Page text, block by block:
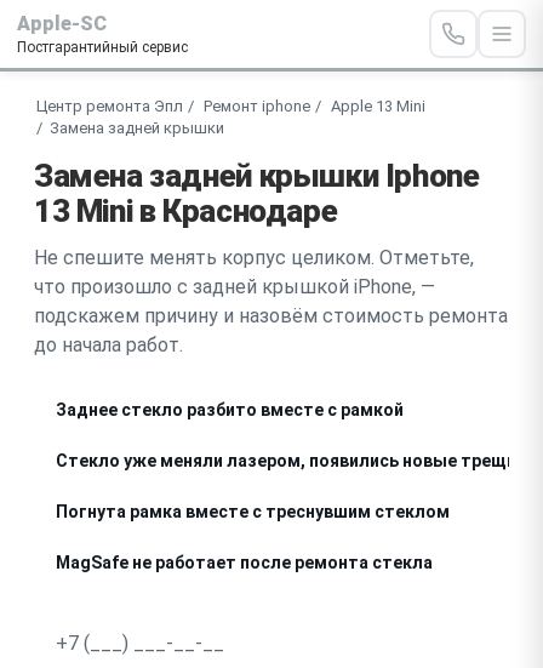
Apple-SC
Постгарантийный сервис
Центр ремонта Эпл Ремонт iphone
Apple 13 Mini
Замена задней крышки
Замена задней крышки Iphone
13 Mini в Краснодаре
Не спешите менять корпус целиком. Отметьте,
что произошло с задней крышкой iPhone, —
подскажем причину и назовём стоимость ремонта
до начала работ.
Заднее стекло разбито вместе с рамкой
Стекло уже меняли лазером, появились новые трещины
Погнута рамка вместе с треснувшим стеклом
MagSafe не работает после ремонта стекла